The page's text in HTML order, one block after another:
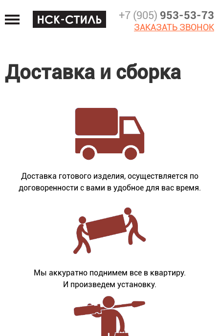
to
navigation
+7 (905) 953-53-73
ЗАКАЗАТЬ ЗВОНОК
Доставка и сборка
Доставка готового изделия, осуществляется по
договоренности с вами в удобное для вас время.
Мы аккуратно поднимем все в квартиру.
И произведем установку.